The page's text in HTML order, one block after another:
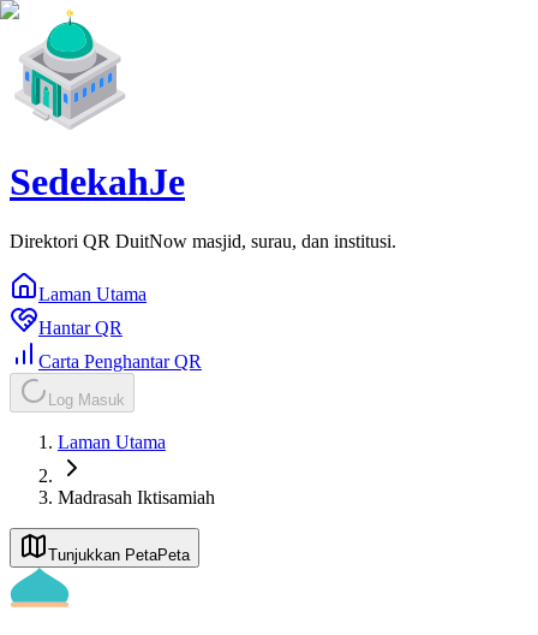
SedekahJe
Direktori QR DuitNow masjid, surau, dan institusi.
Laman Utama
Hantar QR
Carta Penghantar QR
Log Masuk
Laman Utama
Madrasah Iktisamiah
Tunjukkan PetaPeta